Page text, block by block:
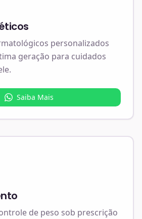
personalizados
geração para cuidados
Saiba Mais
de peso sob prescrição